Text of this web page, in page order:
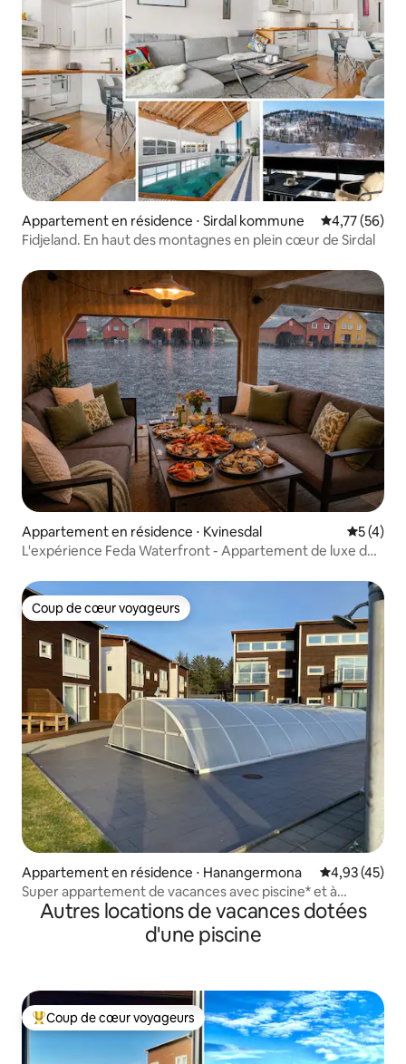
Appartement en résidence ⋅ Sirdal kommune Évaluation
4,77 (56)
Fidjeland. En haut des montagnes en plein cœur de Sirdal
Appartement en résidence ⋅ Kvinesdal
5 (4)
L'expérience Feda Waterfront - Appartement de luxe de
Coup de cœur voyageurs
Coup de cœur voyageurs
Appartement en résidence ⋅ Hanangermona Évaluation
4,93 (45)
Super appartement de vacances avec piscine* et à
proximité de la plage !
Autres locations de vacances dotées
d'une piscine
Coups de cœur voyageurs les plus appréciés
Coup de cœur voyageurs